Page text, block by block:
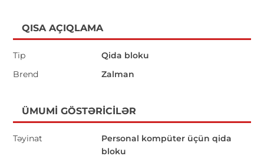
QISA AÇIQLAMA
Tip
Qida bloku
Brend
Zalman
ÜMUMI GÖSTƏRICILƏR
Təyinat
Personal kompüter üçün qida
bloku